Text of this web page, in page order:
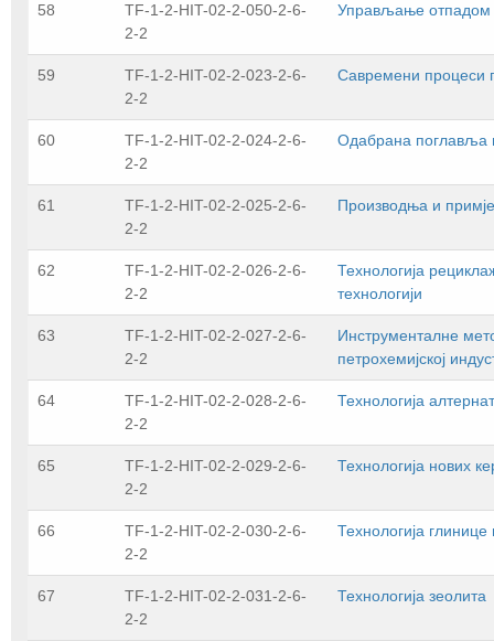
58
TF-1-2-HIT-02-2-050-2-6-
2-2
Управљање отпадом
59
TF-1-2-HIT-02-2-023-2-6-
2-2
Савремени процеси
60
TF-1-2-HIT-02-2-024-2-6-
2-2
Одабрана поглавља
61
TF-1-2-HIT-02-2-025-2-6-
2-2
Производња и
62
TF-1-2-HIT-02-2-026-2-6-
2-2
Технологија
технологији
63
TF-1-2-HIT-02-2-027-2-6-
2-2
Инструменталне
петрохемијској
64
TF-1-2-HIT-02-2-028-2-6-
2-2
Технологија
65
TF-1-2-HIT-02-2-029-2-6-
2-2
Технологија нових
66
TF-1-2-HIT-02-2-030-2-6-
2-2
Технологија
67
TF-1-2-HIT-02-2-031-2-6-
2-2
Технологија зеолита